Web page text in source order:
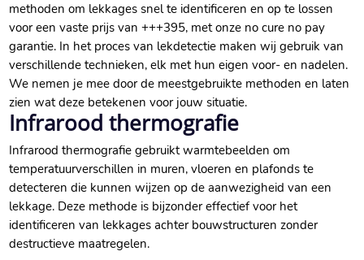
methoden om lekkages snel te identificeren en op te lossen
voor een vaste prijs van +++395, met onze no cure no pay
garantie.​ In het proces van lekdetectie maken wij gebruik van
verschillende technieken, elk met hun eigen voor- en nadelen.​
We nemen je mee door de meestgebruikte methoden en laten
zien wat deze betekenen voor jouw situatie.​
Infrarood thermografie
Infrarood thermografie gebruikt warmtebeelden om
temperatuurverschillen in muren, vloeren en plafonds te
detecteren die kunnen wijzen op de aanwezigheid van een
lekkage.​ Deze methode is bijzonder effectief voor het
identificeren van lekkages achter bouwstructuren zonder
destructieve maatregelen.​